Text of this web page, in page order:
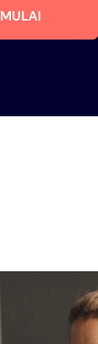
MULAI